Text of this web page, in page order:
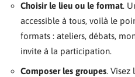
Choisir le lieu ou le format.
accessible à tous, voilà le
formats : ateliers, débats,
invite à la participation.
Composer les groupes. Visez